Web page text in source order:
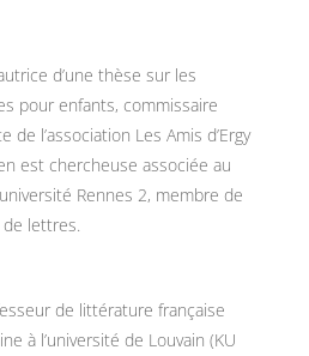
d’une thèse sur les
pour enfants, commissaire
de l’association Les Amis d’Ergy
est chercheuse associée au
Rennes 2, membre de
lettres.
de littérature française
à l’université de Louvain (KU